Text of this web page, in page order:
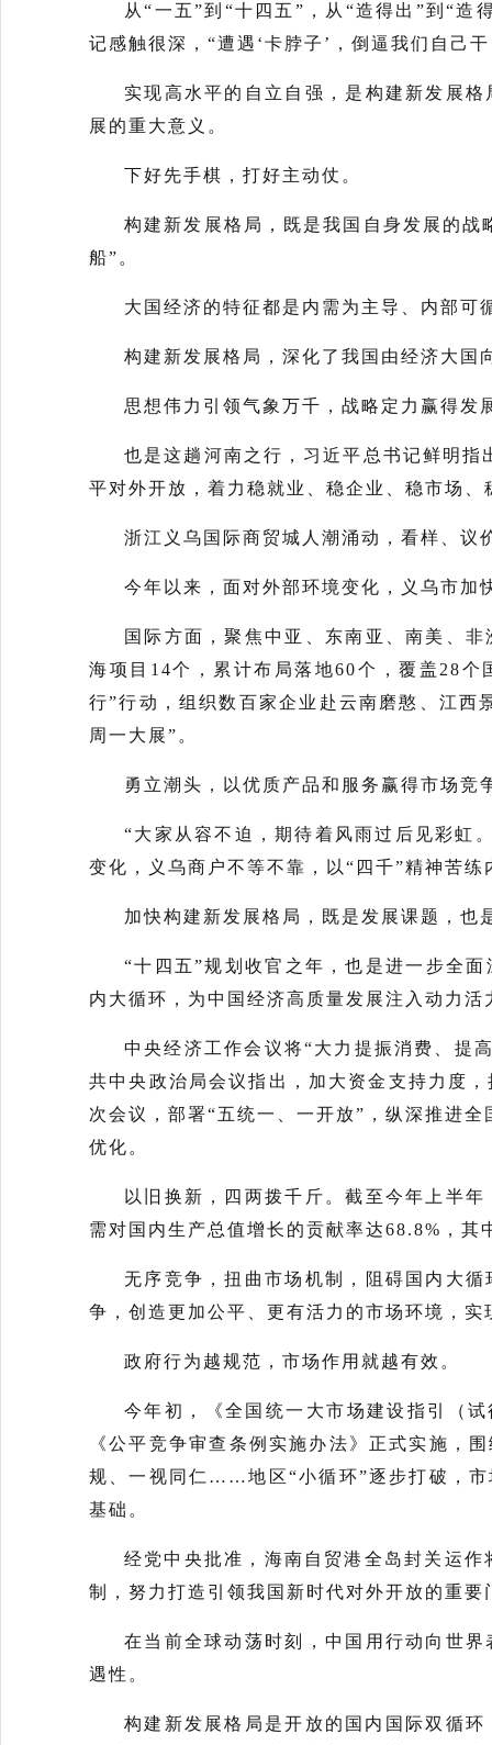
从“一五”到“十四五”，从“造得出”到“
记感触很深，“遭遇‘卡脖子’，倒逼我们自己
实现高水平的自立自强，是构建新发展
展的重大意义。
下好先手棋，打好主动仗。
构建新发展格局，既是我国自身发展的
船”。
大国经济的特征都是内需为主导、内部可
构建新发展格局，深化了我国由经济大国
思想伟力引领气象万千，战略定力赢得发
也是这趟河南之行，习近平总书记鲜明
平对外开放，着力稳就业、稳企业、稳市场
浙江义乌国际商贸城人潮涌动，看样、
今年以来，面对外部环境变化，义乌市
国际方面，聚焦中亚、东南亚、南美、
海项目14个，累计布局落地60个，覆盖28
行”行动，组织数百家企业赴云南磨憨、江西
周一大展”。
勇立潮头，以优质产品和服务赢得市场竞
“大家从容不迫，期待着风雨过后见彩虹
变化，义乌商户不等不靠，以“四千”精神苦
加快构建新发展格局，既是发展课题，也
“十四五”规划收官之年，也是进一步全
内大循环，为中国经济高质量发展注入动力活
中央经济工作会议将“大力提振消费、提
共中央政治局会议指出，加大资金支持力度
次会议，部署“五统一、一开放”，纵深推进
优化。
以旧换新，四两拨千斤。截至今年上半
需对国内生产总值增长的贡献率达68.8%，其
无序竞争，扭曲市场机制，阻碍国内大
争，创造更加公平、更有活力的市场环境，
政府行为越规范，市场作用就越有效。
今年初，《全国统一大市场建设指引（
《公平竞争审查条例实施办法》正式实施，
规、一视同仁……地区“小循环”逐步打破，市
基础。
经党中央批准，海南自贸港全岛封关运
制，努力打造引领我国新时代对外开放的重要
在当前全球动荡时刻，中国用行动向世
遇性。
构建新发展格局是开放的国内国际双循